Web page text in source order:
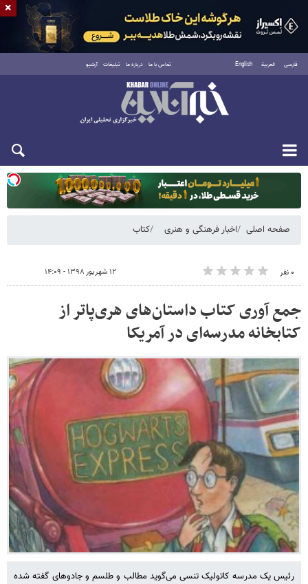
فارسی العربية English تماس با ما درباره ما تبلیغات آرشیو
یکشنبه ۱۸ مرداد ۱۴۰۵
صفحه اصلی اخبار فرهنگی و هنری کتاب
۰ نفر ۱۲ شهریور ۱۳۹۸ - ۱۴:۰۹
جمع آوری کتاب‌ داستان‌های هری‌پاتر از
کتابخانه مدرسه‌ای در آمریکا
رئیس یک مدرسه کاتولیک تنسی می‌گوید مطالب و طلسم و جادوهای گفته شده
×